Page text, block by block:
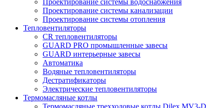
Проектирование системы водоснабжения
Проектирование системы канализации
Проектирование системы отопления
Тепловентиляторы
CR тепловентиляторы
GUARD PRO промышленные завесы
GUARD интерьерные завесы
Автоматика
Водяные тепловентиляторы
Дестратификаторы
Электрические тепловентиляторы
Термомасляные котлы
Термомасляные трехходовые котлы Dilex MV3-D